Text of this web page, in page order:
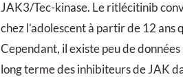
JAK3/Tec-kinase. Le ritlécitinib
chez l’adolescent à partir de 12 ans
Cependant, il existe peu de données
long terme des inhibiteurs de JAK